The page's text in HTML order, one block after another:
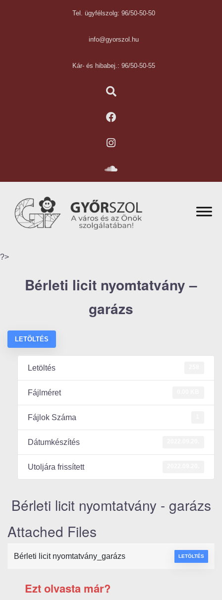
Tel. ügyfélszolg: 96/50-50-50
info@gyorszol.hu
Kár- és hibabej.: 96/50-50-55
?>
Bérleti licit nyomtatvány –
garázs
LETÖLTÉS
Letöltés
Fájlméret
Fájlok Száma
Dátumkészítés
Utoljára frissített
Bérleti licit nyomtatvány - garázs
Attached Files
Bérleti licit nyomtatvány_garázs LETÖLTÉS
Ezt olvasta már?